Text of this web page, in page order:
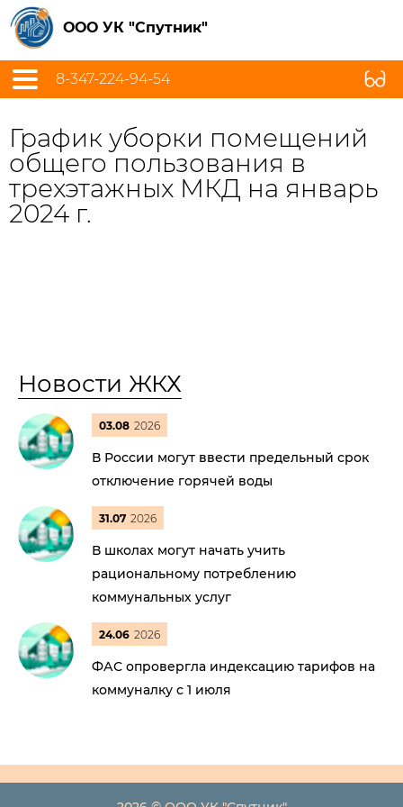
ООО УК "Спутник"
8-347-224-94-54
График уборки помещений
общего пользования в
трехэтажных МКД на январь
2024 г.
Новости ЖКХ
03.08 2026
В России могут ввести предельный срок
отключение горячей воды
31.07 2026
В школах могут начать учить
рациональному потреблению
коммунальных услуг
24.06 2026
ФАС опровергла индексацию тарифов на
коммуналку с 1 июля